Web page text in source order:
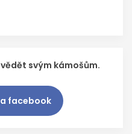
svým kámošům.
facebook